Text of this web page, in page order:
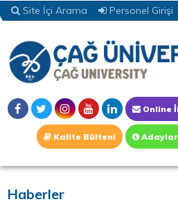
Site İçi Arama Personel Girişi
Online
Kalite Bülteni
Haberler